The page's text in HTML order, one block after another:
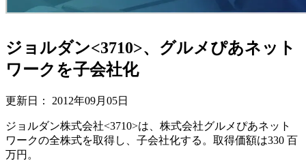
ジョルダン<3710>、グルメぴあネット
ワークを子会社化
更新日： 2012年09月05日
ジョルダン株式会社<3710>は、株式会社グルメぴあネット
ワークの全株式を取得し、子会社化する。取得価額は330 百
万円。